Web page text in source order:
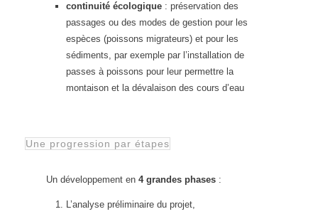
continuité écologique: préservation des
passages ou des modes de gestion pour les
espèces (poissons migrateurs) et pour les
sédiments, par exemple par l’installation de
passes à poissons pour leur permettre la
montaison et la dévalaison des cours d’eau
Une progression par étapes
Un développement en 4 grandes phases:
L’analyse préliminaire du projet,